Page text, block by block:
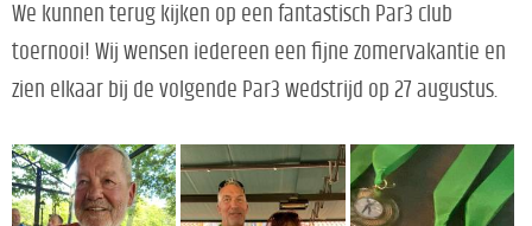
We kunnen terug kijken op een fantastisch Par3 club
toernooi! Wij wensen iedereen een fijne zomervakantie en
zien elkaar bij de volgende Par3 wedstrijd op 27 augustus.